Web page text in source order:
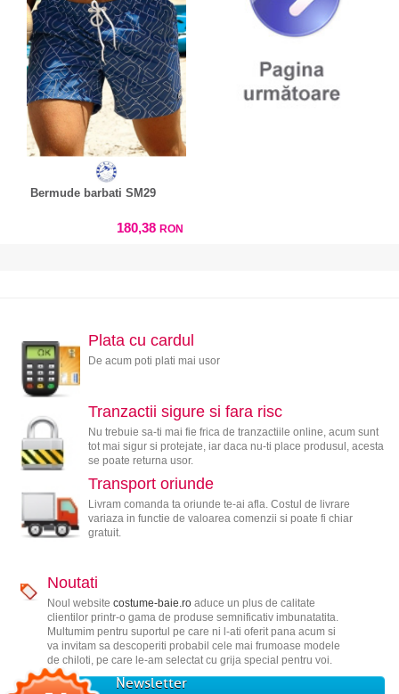
Bermude barbati SM29
180,38 RON
Plata cu cardul
De acum poti plati mai usor
Tranzactii sigure si fara risc
Nu trebuie sa-ti mai fie frica de tranzactiile online, acum sunt
tot mai sigur si protejate, iar daca nu-ti place produsul, acesta
se poate returna usor.
Transport oriunde
Livram comanda ta oriunde te-ai afla. Costul de livrare
variaza in functie de valoarea comenzii si poate fi chiar
gratuit.
Noutati
Noul website costume-baie.roaduce un plus de calitate
clientilor printr-o gama de produse semnificativ imbunatatita.
Multumim pentru suportul pe care ni l-ati oferit pana acum si
va invitam sa descoperiti probabil cele mai frumoase modele
de chiloti, pe care le-am selectat cu grija special pentru voi.
Newsletter